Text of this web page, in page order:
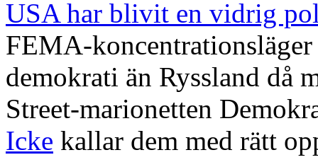
USA har blivit en vidrig
FEMA-
demokrati än Ryssland då
Street-marionetten
Icke kallar dem med rätt